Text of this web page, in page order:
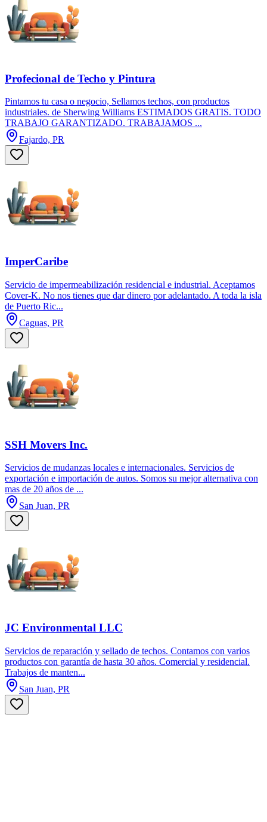
Profecional de Techo y Pintura
Pintamos tu casa o negocio, Sellamos techos, con productos
industriales. de Sherwing Williams ESTIMADOS GRATIS. TODO
TRABAJO GARANTIZADO. TRABAJAMOS ...
Fajardo, PR
ImperCaribe
Servicio de impermeabilización residencial e industrial. Aceptamos
Cover-K. No nos tienes que dar dinero por adelantado. A toda la isla
de Puerto Ric...
Caguas, PR
SSH Movers Inc.
Servicios de mudanzas locales e internacionales. Servicios de
exportación e importación de autos. Somos su mejor alternativa con
mas de 20 años de ...
San Juan, PR
JC Environmental LLC
Servicios de reparación y sellado de techos. Contamos con varios
productos con garantía de hasta 30 años. Comercial y residencial.
Trabajos de manten...
San Juan, PR